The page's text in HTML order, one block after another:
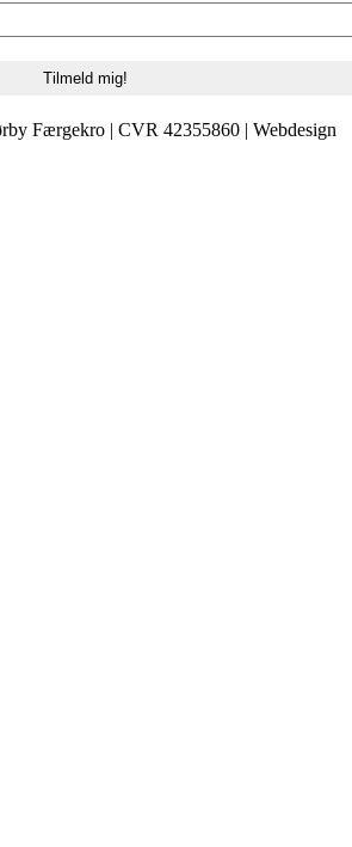
Færgekro | CVR 42355860 | Webdesign